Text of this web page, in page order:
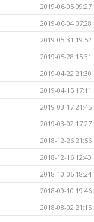
2019-06-05 09:27
2019-06-04 07:28
2019-05-31 19:52
2019-05-28 15:31
2019-04-22 21:30
2019-04-15 17:11
2019-03-17 21:45
2019-03-02 17:27
2018-12-26 21:56
2018-12-16 12:43
2018-10-06 18:24
2018-09-10 19:46
2018-08-02 21:15